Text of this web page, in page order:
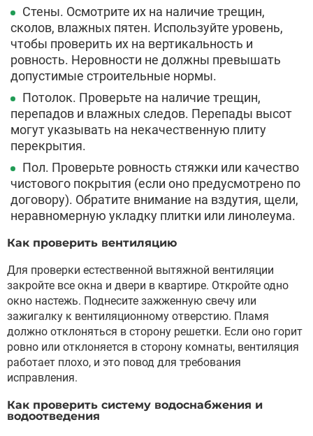
Стены. Осмотрите их на наличие трещин,
сколов, влажных пятен. Используйте уровень,
чтобы проверить их на вертикальность и
ровность. Неровности не должны превышать
допустимые строительные нормы.
Потолок. Проверьте на наличие трещин,
перепадов и влажных следов. Перепады высот
могут указывать на некачественную плиту
перекрытия.
Пол. Проверьте ровность стяжки или качество
чистового покрытия (если оно предусмотрено по
договору). Обратите внимание на вздутия, щели,
неравномерную укладку плитки или линолеума.
Как проверить вентиляцию
Для проверки естественной вытяжной вентиляции
закройте все окна и двери в квартире. Откройте одно
окно настежь. Поднесите зажженную свечу или
зажигалку к вентиляционному отверстию. Пламя
должно отклоняться в сторону решетки. Если оно горит
ровно или отклоняется в сторону комнаты, вентиляция
работает плохо, и это повод для требования
исправления.
Как проверить систему водоснабжения и
водоотведения